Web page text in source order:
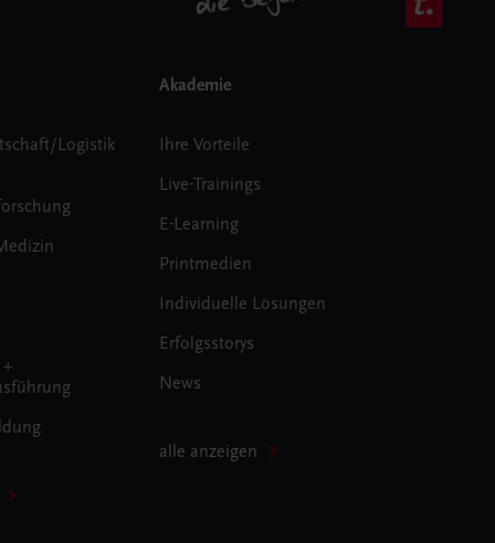
Logistik
Akademie
Ihre Vorteile
Live-Trainings
E-Learning
Printmedien
Individuelle Lösungen
Erfolgsstorys
News
alle anzeigen